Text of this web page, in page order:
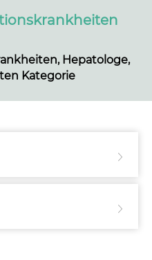
Hepatologe,
Kategorie